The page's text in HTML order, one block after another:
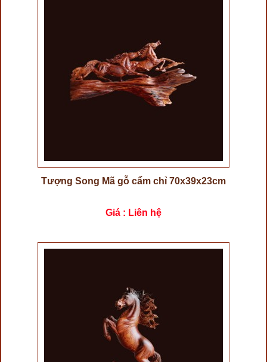
Tượng Song Mã gỗ cẩm chỉ 70x39x23cm
Giá : Liên hệ